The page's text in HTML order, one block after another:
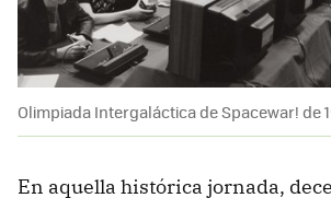
Olimpiada Intergaláctica de Spacewar! de
En aquella histórica jornada,